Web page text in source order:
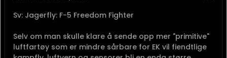
sin....
Logg inn ellerregistrer degfor å se resten av
innholdet